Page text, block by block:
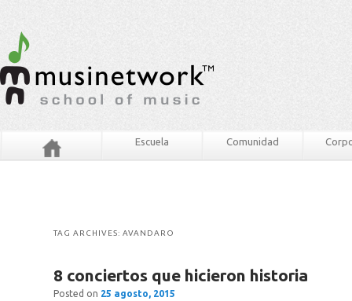
Escuela Comunidad
TAG ARCHIVES:AVANDARO
8 conciertos que hicieron historia
Posted on 25 agosto, 2015